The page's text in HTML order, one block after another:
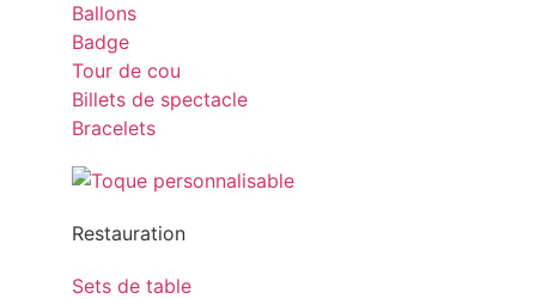
Ballons
Badge
Tour de cou
Billets de spectacle
Bracelets
Restauration
Sets de table